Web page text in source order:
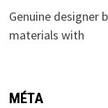
Genuine designer
materials with
MÉTA